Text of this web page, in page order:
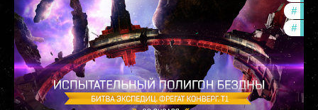
# pvp
#